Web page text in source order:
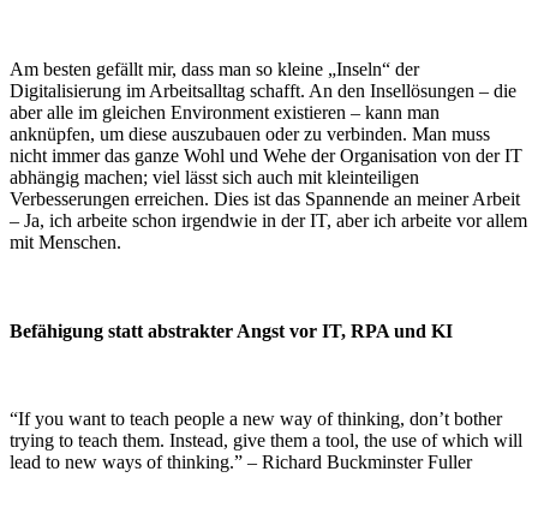
Am besten gefällt mir, dass man so kleine „Inseln“ der
Digitalisierung im Arbeitsalltag schafft. An den Insellösungen – die
aber alle im gleichen Environment existieren – kann man
anknüpfen, um diese auszubauen oder zu verbinden. Man muss
nicht immer das ganze Wohl und Wehe der Organisation von der IT
abhängig machen; viel lässt sich auch mit kleinteiligen
Verbesserungen erreichen. Dies ist das Spannende an meiner Arbeit
– Ja, ich arbeite schon irgendwie in der IT, aber ich arbeite vor allem
mit Menschen.
Befähigung statt abstrakter Angst vor IT, RPA und KI
“If you want to teach people a new way of thinking, don’t bother
trying to teach them. Instead, give them a tool, the use of which will
lead to new ways of thinking.” – Richard Buckminster Fuller